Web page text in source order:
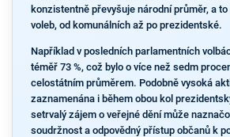
konzistentně převyšuje národní průměr, a
voleb, od komunálních až po prezidentské.
Například v posledních parlamentních
téměř 73 %, což bylo o více než sedm
celostátním průměrem. Podobně vysoká
zaznamenána i během obou kol
setrvalý zájem o veřejné dění může
soudržnost a odpovědný přístup občanů k